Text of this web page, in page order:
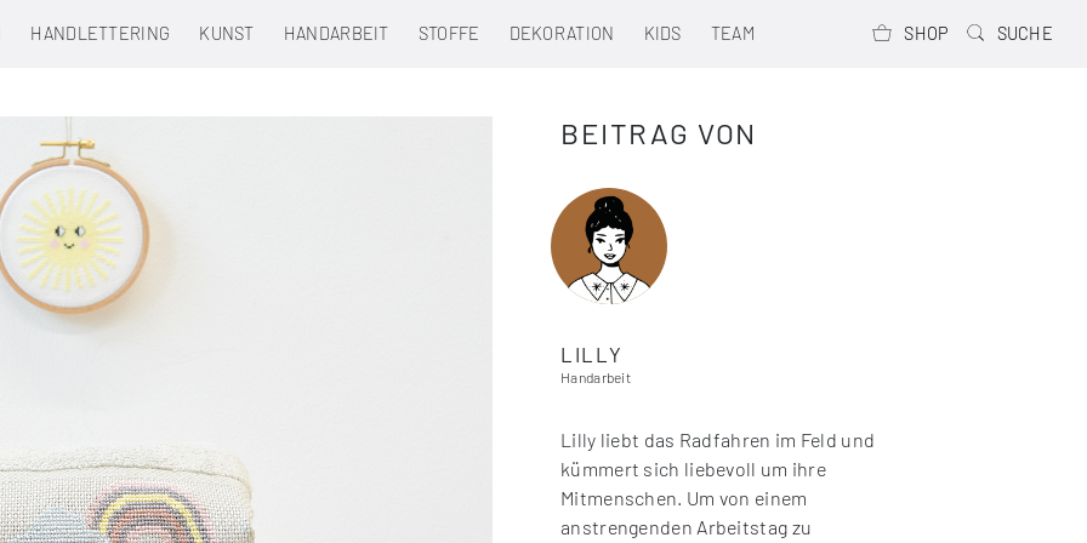
HANDLETTERING KUNST HANDARBEIT STOFFE DEKORATION KIDS TEAM SHOP SUCHE
BEITRAG VON
LILLY
Handarbeit
Lilly liebt das Radfahren im Feld und
kümmert sich liebevoll um ihre
Mitmenschen. Um von einem
anstrengenden Arbeitstag zu